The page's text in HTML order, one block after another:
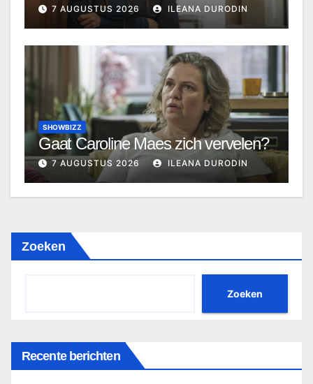
7 AUGUSTUS 2026 ILEANA DURODIN
SHOWBIZZ
Gaat Caroline Maes zich vervelen?
7 AUGUSTUS 2026 ILEANA DURODIN
Zoeken
Zoeken
Recente berichten